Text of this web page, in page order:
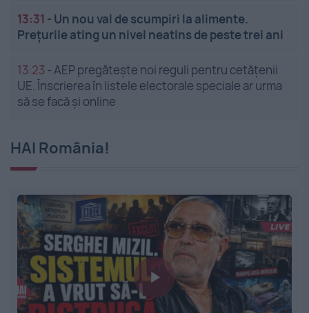
13:31 - Un nou val de scumpiri la alimente.
Prețurile ating un nivel neatins de peste trei ani
13:23 -AEP pregătește noi reguli pentru cetățenii
UE. Înscrierea în listele electorale speciale ar urma
să se facă și online
HAI România!